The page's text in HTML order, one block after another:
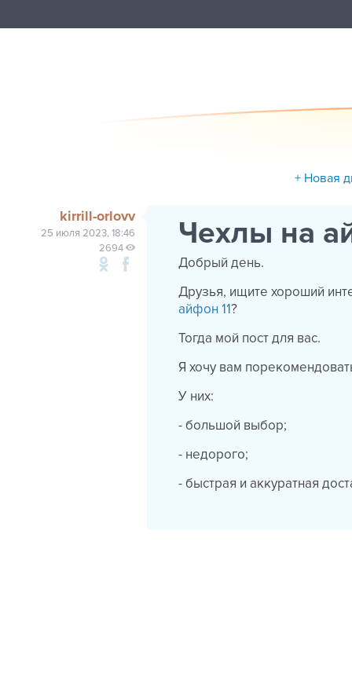
+ Новая
kirrill-orlovv
25 июля 2023, 18:46
2694
Чехлы на
Добрый день.
Друзья, ищите хороший
айфон 11?
Тогда мой пост для вас.
Я хочу вам
У них:
- большой выбор;
- недорого;
- быстрая и аккуратная